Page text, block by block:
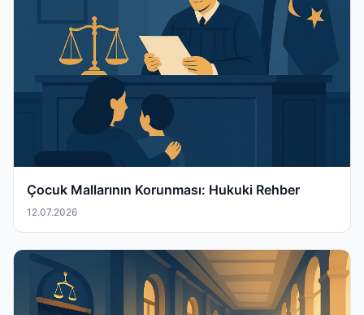
Çocuk Mallarının Korunması: Hukuki Rehber
12.07.2026